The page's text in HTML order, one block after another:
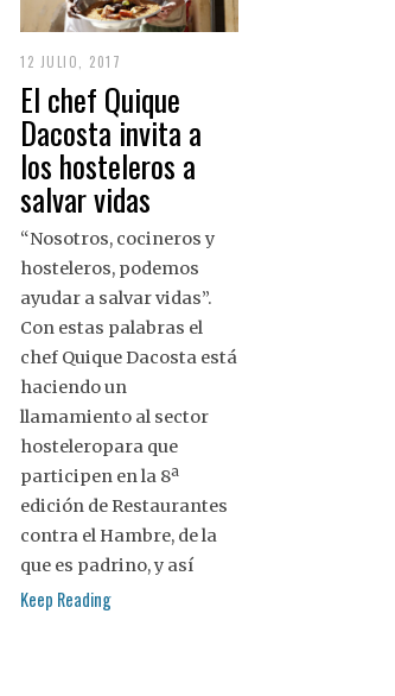
12 JULIO, 2017
El chef Quique
Dacosta invita a
los hosteleros a
salvar vidas
“Nosotros, cocineros y
hosteleros, podemos
ayudar a salvar vidas”.
Con estas palabras el
chef Quique Dacosta está
haciendo un
llamamiento al sector
hosteleropara que
participen en la 8ª
edición de Restaurantes
contra el Hambre, de la
que es padrino, y así
Keep Reading